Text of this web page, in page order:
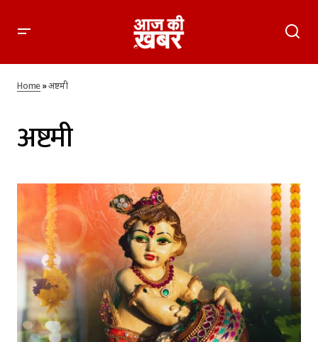
Home»अष्टमी
अष्टमी